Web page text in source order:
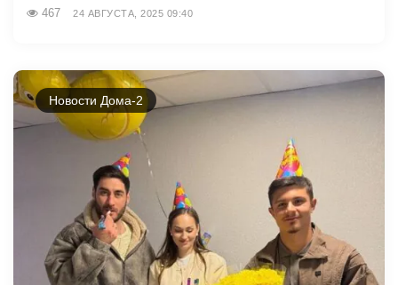
467 24 АВГУСТА, 2025 09:40
Новости Дома-2